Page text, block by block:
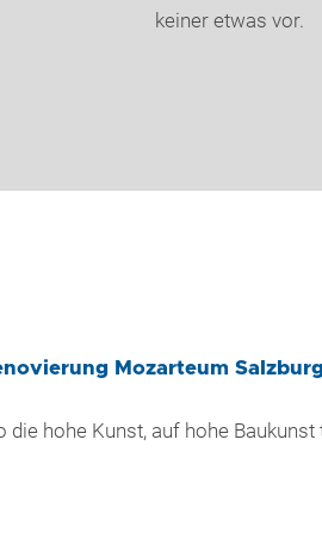
keiner etwas vor.
Mozarteum
die hohe Kunst, auf hohe